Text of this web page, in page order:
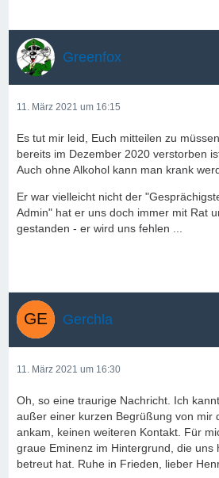
Greenfox
11. März 2021 um 16:15
Es tut mir leid, Euch mitteilen zu
bereits im Dezember 2020 verstorben
Auch ohne Alkohol kann man krank
Er war vielleicht nicht der
Admin" hat er uns doch immer mit Rat
gestanden - er wird uns fehlen ...
Gerchla
11. März 2021 um 16:30
Oh, so eine traurige Nachricht. Ich
außer einer kurzen Begrüßung von mir
ankam, keinen weiteren Kontakt. Für
graue Eminenz im Hintergrund, die uns
betreut hat. Ruhe in Frieden, lieber